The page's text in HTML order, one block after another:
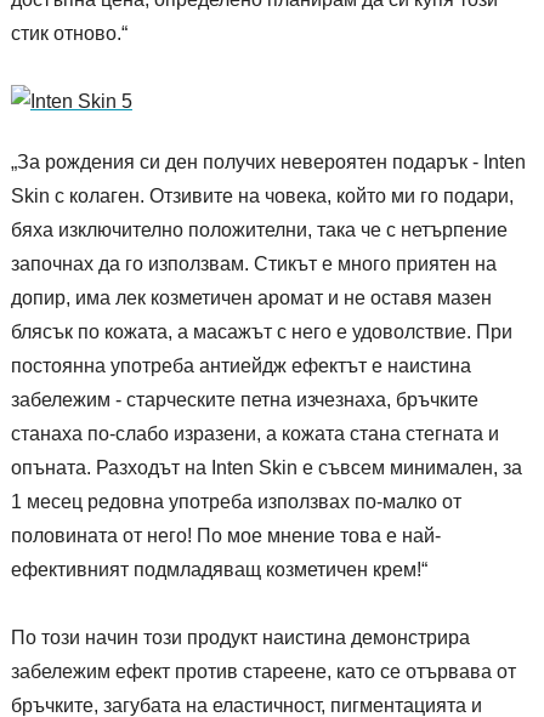
стик отново.“
„За рождения си ден получих невероятен подарък - Inten
Skin с колаген. Отзивите на човека, който ми го подари,
бяха изключително положителни, така че с нетърпение
започнах да го използвам. Стикът е много приятен на
допир, има лек козметичен аромат и не оставя мазен
блясък по кожата, а масажът с него е удоволствие. При
постоянна употреба антиейдж ефектът е наистина
забележим - старческите петна изчезнаха, бръчките
станаха по-слабо изразени, а кожата стана стегната и
опъната. Разходът на Inten Skin е съвсем минимален, за
1 месец редовна употреба използвах по-малко от
половината от него! По мое мнение това е най-
ефективният подмладяващ козметичен крем!“
По този начин този продукт наистина демонстрира
забележим ефект против стареене, като се отървава от
бръчките, загубата на еластичност, пигментацията и